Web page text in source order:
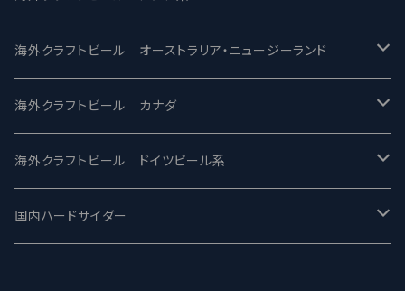
ビアへるん - Beer Hearn
忽布古丹醸造 - HOP KOTAN
ワイマーケットブルーイング Y.Market Brewing
志賀高原ビール - SIGAKOGEN
Toppling Goliath トップリンゴライアス
Fair State フェアステイト
Lagunitas ラグニタス
FirestoneWalker ファイアストーン
SAIREN /サイレン
ワイルドチャイルド - Wilde Child
BrewDog Brewery - ブリュードッグ
The Flying Inn / ザ フライイング イン
gweilo-鬼佬 グウァイロ
Heart Of Darkness - ハートオブダークネス
Carbon brews -カーボン
TAIHU - タイフー
海外クラフトビール オーストラリア・ニュージーランド
ROCKY RIDGE - ロッキーリッジ
BODRIGGY BREWING ボッドリッジー
CO-CONSPIRATORS コ・コンスピレーターズ
海外クラフトビール カナダ
Jackie O's ジャッキーオーズ
Westbrook ウェストブルック
海外クラフトビール ドイツビール系
Karmeliten カーメリテン
国内ハードサイダー